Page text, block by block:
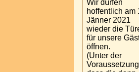
Wir dürfen
hoffentlich am
Jänner 2021
wieder die
für unsere
öffnen.
(Unter der